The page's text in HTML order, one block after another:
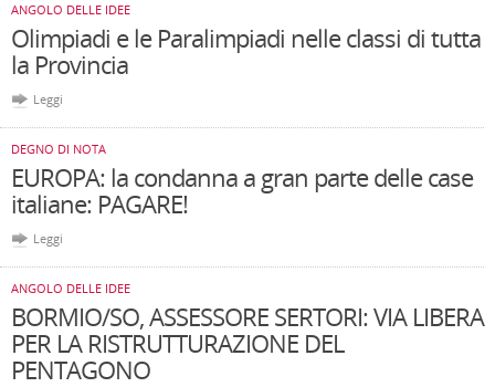
ANGOLO DELLE IDEE
Olimpiadi e le Paralimpiadi nelle classi di tutta
la Provincia
Leggi
DEGNO DI NOTA
EUROPA: la condanna a gran parte delle case
italiane: PAGARE!
Leggi
ANGOLO DELLE IDEE
BORMIO/SO, ASSESSORE SERTORI: VIA LIBERA
PER LA RISTRUTTURAZIONE DEL
PENTAGONO